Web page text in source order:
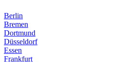
Berlin
Bremen
Dortmund
Düsseldorf
Essen
Frankfurt